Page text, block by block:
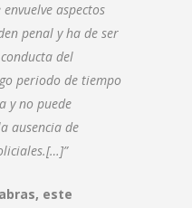
aspectos
penal y ha de ser
del
periodo de tiempo
y no puede
ausencia de
este